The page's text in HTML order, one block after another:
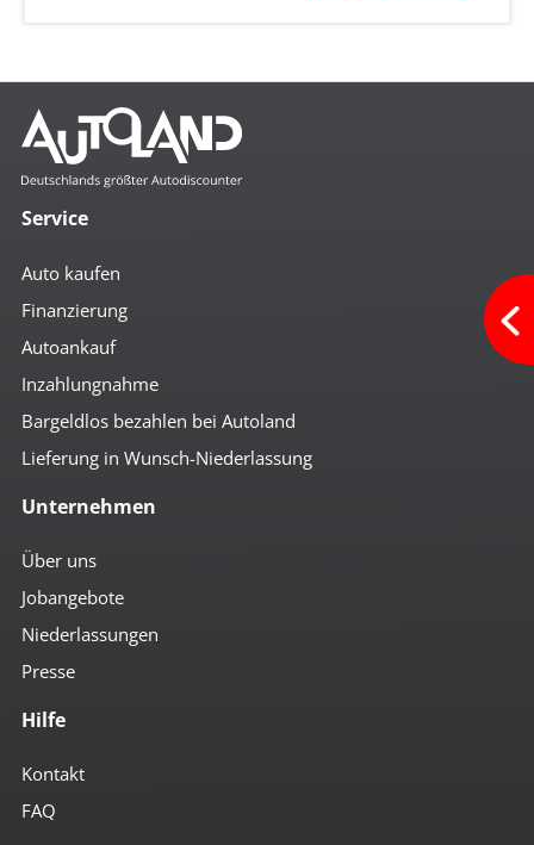
Service
Auto kaufen
Finanzierung
Autoankauf
Inzahlungnahme
Bargeldlos bezahlen bei Autoland
Lieferung in Wunsch-Niederlassung
Unternehmen
Über uns
Jobangebote
Niederlassungen
Presse
Hilfe
Kontakt
FAQ